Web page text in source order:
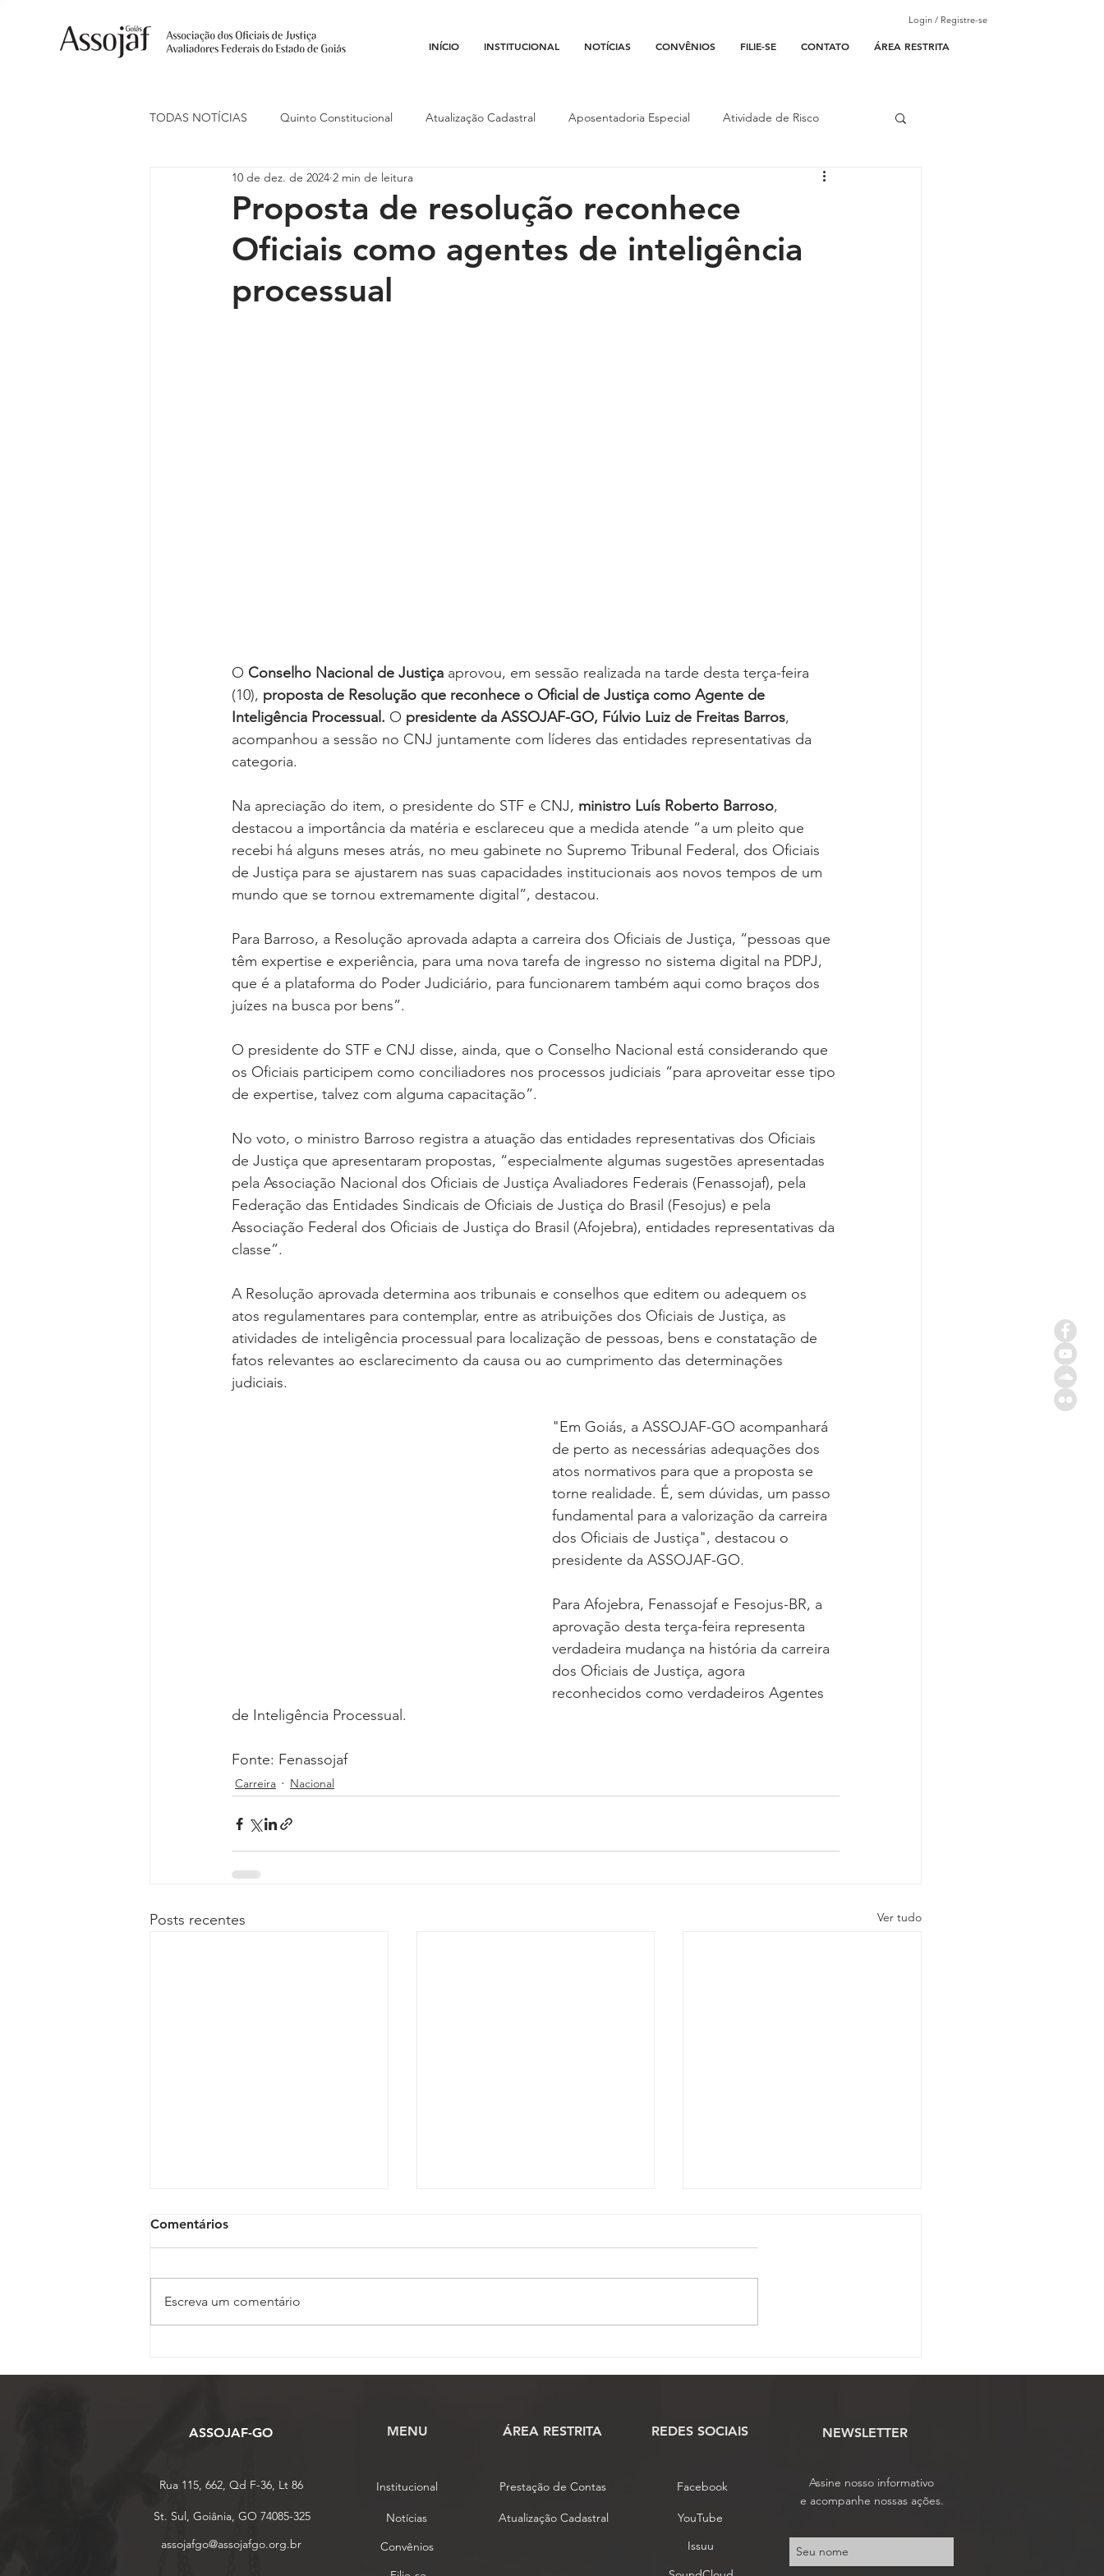
INÍCIO INSTITUCIONAL NOTÍCIAS CONVÊNIOS FILIE-SE CONTATO ÁREA RESTRITA
Login / Registre-se
TODAS NOTÍCIAS Quinto Constitucional Atualização Cadastral Aposentadoria Especial Atividade de Risco
Ações Judiciais Carreira Conojaf
Indenização de Transporte Isenção Fiscal Justiça do Trabalho Justiça Federal
Proposta de resolução reconhece
Oficiais como agentes de inteligência
processual
10 de dez. de 2024 2 min de leitura
O Conselho Nacional de Justiça aprovou, em sessão realizada na tarde desta terça-feira
(10), proposta de Resolução que reconhece o Oficial de Justiça como Agente de
Inteligência Processual. O presidente da ASSOJAF-GO, Fúlvio Luiz de Freitas Barros,
acompanhou a sessão no CNJ juntamente com líderes das entidades representativas da
categoria.
Na apreciação do item, o presidente do STF e CNJ, ministro Luís Roberto Barroso,
destacou a importância da matéria e esclareceu que a medida atende “a um pleito que
recebi há alguns meses atrás, no meu gabinete no Supremo Tribunal Federal, dos Oficiais
de Justiça para se ajustarem nas suas capacidades institucionais aos novos tempos de um
mundo que se tornou extremamente digital”, destacou.
Para Barroso, a Resolução aprovada adapta a carreira dos Oficiais de Justiça, “pessoas que
têm expertise e experiência, para uma nova tarefa de ingresso no sistema digital na PDPJ,
que é a plataforma do Poder Judiciário, para funcionarem também aqui como braços dos
juízes na busca por bens”.
O presidente do STF e CNJ disse, ainda, que o Conselho Nacional está considerando que
os Oficiais participem como conciliadores nos processos judiciais “para aproveitar esse tipo
de expertise, talvez com alguma capacitação”.
No voto, o ministro Barroso registra a atuação das entidades representativas dos Oficiais
de Justiça que apresentaram propostas, “especialmente algumas sugestões apresentadas
pela Associação Nacional dos Oficiais de Justiça Avaliadores Federais (Fenassojaf), pela
Federação das Entidades Sindicais de Oficiais de Justiça do Brasil (Fesojus) e pela
Associação Federal dos Oficiais de Justiça do Brasil (Afojebra), entidades representativas da
classe”.
A Resolução aprovada determina aos tribunais e conselhos que editem ou adequem os
atos regulamentares para contemplar, entre as atribuições dos Oficiais de Justiça, as
atividades de inteligência processual para localização de pessoas, bens e constatação de
fatos relevantes ao esclarecimento da causa ou ao cumprimento das determinações
judiciais.
"Em Goiás, a ASSOJAF-GO acompanhará
de perto as necessárias adequações dos
atos normativos para que a proposta se
torne realidade. É, sem dúvidas, um passo
fundamental para a valorização da carreira
dos Oficiais de Justiça", destacou o
presidente da ASSOJAF-GO.
Para Afojebra, Fenassojaf e Fesojus-BR, a
aprovação desta terça-feira representa
verdadeira mudança na história da carreira
dos Oficiais de Justiça, agora
reconhecidos como verdadeiros Agentes
de Inteligência Processual.
Fonte: Fenassojaf
Carreira Nacional
Posts recentes Ver tudo
Comentários
Escreva um comentário
ASSOJAF-GO MENU ​ÁREA RESTRITA REDES SOCIAIS NEWSLETTER
Rua 115, 662, Qd F-36, Lt 86
St. Sul, Goiânia, GO 74085-325
assojafgo@assojafgo.org.br
Institucional
Notícias
Prestação de Contas
Atualização Cadastral
Convênios
Facebook
YouTube
Issuu
Assine nosso informativo
e acompanhe nossas ações.